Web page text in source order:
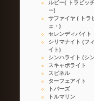
ルビー( トラピッ
ー)
サファイヤ ( トラ
ェ・)
セレンディバイト
シリマナイト (フ
イト)
シンハライト (シ
スキャポライト
スピネル
ターフェアイト
トパーズ
トルマリン